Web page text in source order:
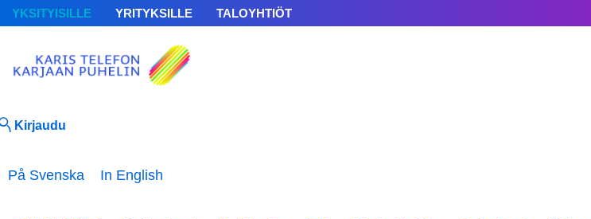
YKSITYISILLE YRITYKSILLE TALOYHTIÖT
Kirjaudu
Valitse kieli
På Svenska In English